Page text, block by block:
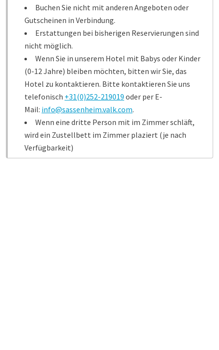
Buchen Sie nicht mit anderen Angeboten oder
Gutscheinen in Verbindung.
Erstattungen bei bisherigen Reservierungen sind
nicht möglich.
Wenn Sie in unserem Hotel mit Babys oder Kinder
(0-12 Jahre) bleiben möchten, bitten wir Sie, das
Hotel zu kontaktieren. Bitte kontaktieren Sie uns
telefonisch +31(0)252-219019 oder per E-
Mail: info@sassenheim.valk.com.
Wenn eine dritte Person mit im Zimmer schläft,
wird ein Zustellbett im Zimmer plaziert (je nach
Verfügbarkeit)